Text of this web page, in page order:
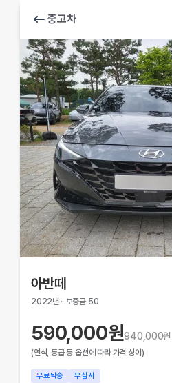
중고차
아반떼
2022년 · 보증금 50
590,000원940,000원
(연식, 등급 등 옵션에 따라 가격 상이)
무료탁송 무심사